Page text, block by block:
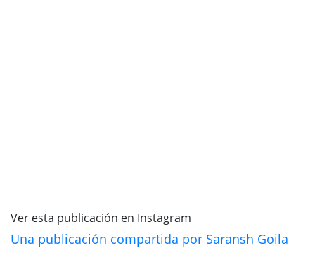
Ver esta publicación en Instagram
Una publicación compartida por Saransh Goila